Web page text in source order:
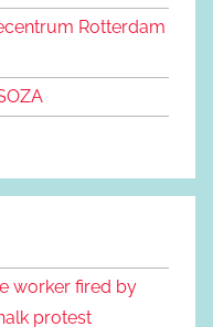
Rotterdam
worker fired by
protest